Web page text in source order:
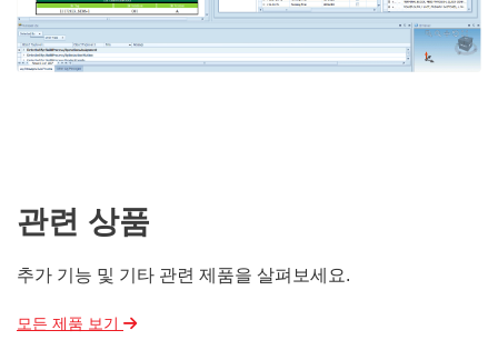
관련 상품
추가 기능 및 기타 관련 제품을 살펴보세요.
모든 제품 보기